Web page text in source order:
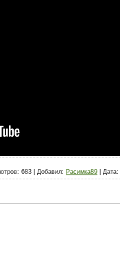
683 Добавил: Расимка89 Дата: